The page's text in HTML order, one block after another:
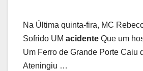
Na Última quinta-fira, MC
Sofrido UM acidente Que um
Um Ferro de Grande Porte Caiu
Ateningiu …